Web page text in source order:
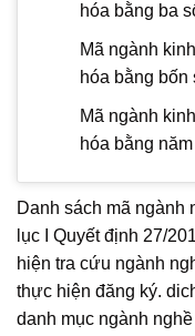
hóa bằng ba
Mã ngành
hóa bằng bốn
Mã ngành
hóa bằng
Danh sách mã ngành
lục I Quyết định 27/
hiện tra cứu ngành
thực hiện đăng ký.
danh mục ngành